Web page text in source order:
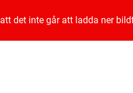
det inte går att ladda ner